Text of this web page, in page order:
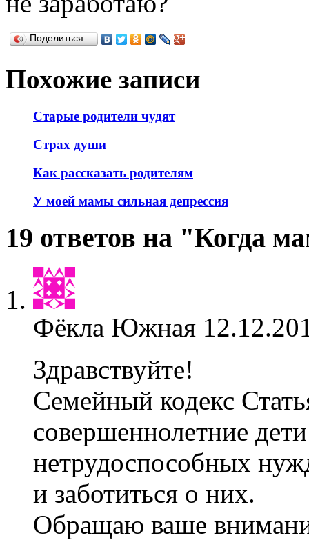
Поделиться…
Похожие записи
Старые родители чудят
Страх души
Как рассказать родителям
У моей мамы сильная депрессия
19 ответов на "Когда
Фёкла Южная
Здравствуйте!
Семейный кодекс
совершеннолетние
нетрудоспособных
и заботиться о них.
Обращаю ваше